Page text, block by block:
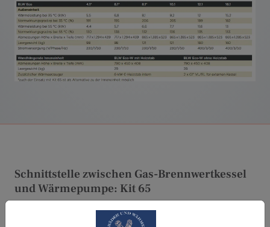
Schnittstelle zwischen Gas-Brennwertkessel
und Wärmepumpe: Kit 65
Geringe Kosten, wenig Montageaufwand und kaum
zusätzlicher Platzbedarf: Mit dem Kit 65 wird der